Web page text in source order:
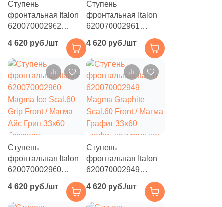
Ступень
фронтальная Italon
620070002962
Magma Silver Scal.60
Grip Front / Магма
Сильвер Грип 33x60
серая
структурированная
под камень
4 620 руб./шт
Ступень
фронтальная Italon
620070002961
Scal.60 Grip Front /
Магма Минерал Грип
33x60 бежевая /
серая
структурированная
под камень
4 620 руб./шт
Ступень
фронтальная Italon
620070002960
Magma Ice Scal.60
Grip Front / Магма
Айс Грип 33x60
4 620 руб./шт
Ступень
фронтальная Italon
620070002949
Scal.60 Front / Магма
Графит 33x60
4 620 руб./шт